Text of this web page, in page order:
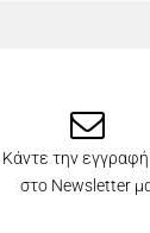
Κάντε την
στο Newsletter